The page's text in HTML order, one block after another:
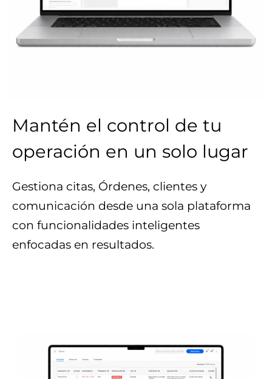
Mantén el control de tu
operación en un solo lugar
Gestiona citas, Órdenes, clientes y
comunicación desde una sola plataforma
con funcionalidades inteligentes
enfocadas en resultados.